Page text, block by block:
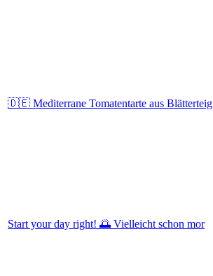
🇩🇪 Mediterrane Tomatentarte aus Blätterteig
Start your day right! 🌅⁠ Vielleicht schon mor